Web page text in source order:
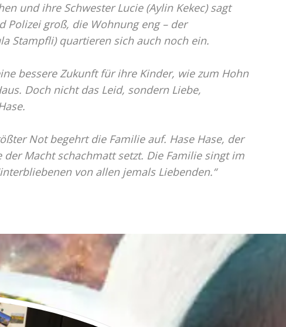
und ihre Schwester Lucie (Aylin Kekec) sagt
Polizei groß, die Wohnung eng – der
Stampfli) quartieren sich auch noch ein.
bessere Zukunft für ihre Kinder, wie zum Hohn
Doch nicht das Leid, sondern Liebe,
Not begehrt die Familie auf. Hase Hase, der
Macht schachmatt setzt. Die Familie singt im
von allen jemals Liebenden.“